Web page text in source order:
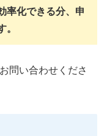
率化できる分、申
。
問い合わせくださ